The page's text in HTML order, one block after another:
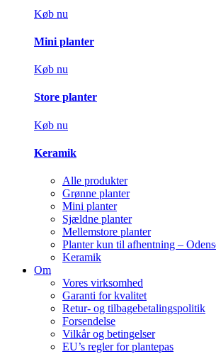
Køb nu
Mini planter
Køb nu
Store planter
Køb nu
Keramik
Alle produkter
Grønne planter
Mini planter
Sjældne planter
Mellemstore planter
Planter kun til afhentning –
Keramik
Om
Vores virksomhed
Garanti for kvalitet
Retur- og tilbagebetalingspolitik
Forsendelse
Vilkår og betingelser
EU’s regler for plantepas